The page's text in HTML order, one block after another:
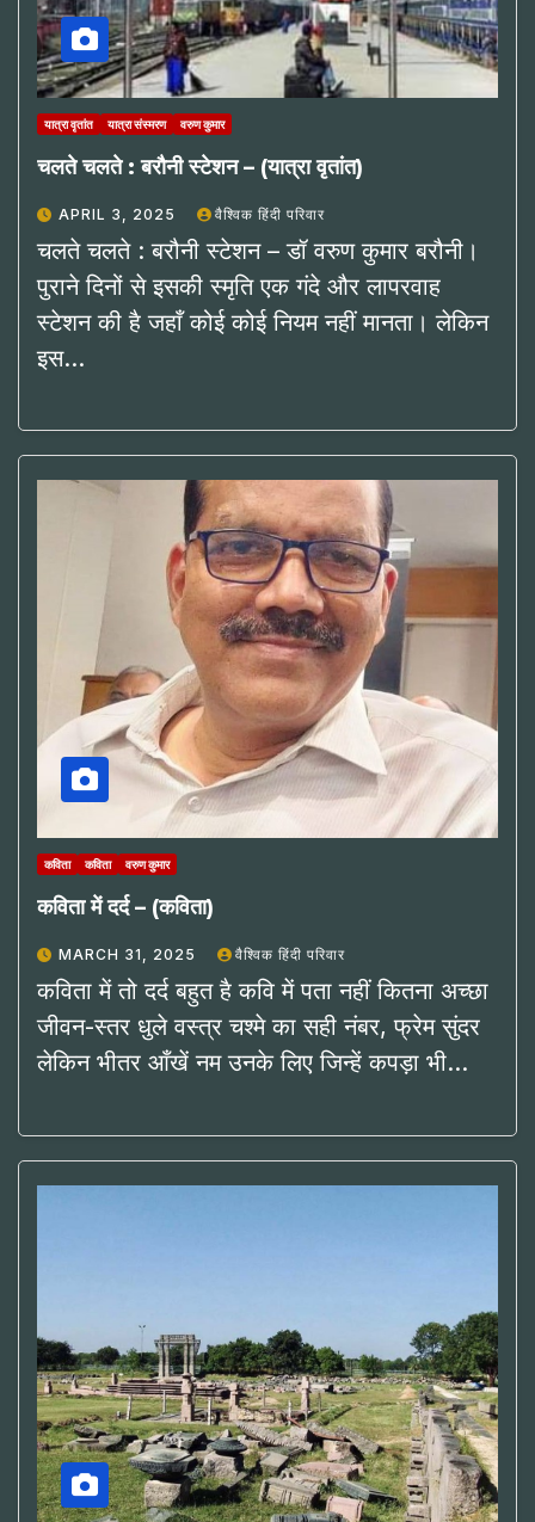
यात्रा वृतांत यात्रा संस्मरण वरुण कुमार
चलते चलते : बरौनी स्टेशन – (यात्रा वृतांत)
APRIL 3, 2025 वैश्विक हिंदी परिवार
चलते चलते : बरौनी स्टेशन – डॉ वरुण कुमार बरौनी।‌
पुराने दिनों से इसकी स्मृति एक गंदे और लापरवाह
स्टेशन की है जहाँ कोई कोई नियम नहीं मानता। लेकिन
इस…
कविता कविता वरुण कुमार
कविता में दर्द – (कविता)
MARCH 31, 2025 वैश्विक हिंदी परिवार
कविता में तो दर्द बहुत है कवि में पता नहीं कितना अच्छा
जीवन-स्तर धुले वस्त्र चश्मे का सही नंबर, फ्रेम सुंदर
लेकिन भीतर आँखें नम उनके लिए जिन्हें कपड़ा भी…